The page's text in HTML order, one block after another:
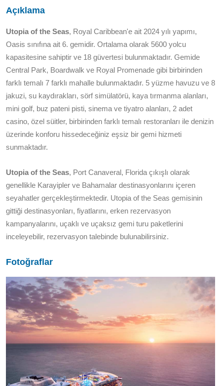
Açıklama
Utopia of the Seas, Royal Caribbean'e ait 2024 yılı yapımı,
Oasis sınıfına ait 6. gemidir. Ortalama olarak 5600 yolcu
kapasitesine sahiptir ve 18 güvertesi bulunmaktadır. Gemide
Central Park, Boardwalk ve Royal Promenade gibi birbirinden
farklı temalı 7 farklı mahalle bulunmaktadır. 5 yüzme havuzu ve 8
jakuzi, su kaydırakları, sörf simülatörü, kaya tırmanma alanları,
mini golf, buz pateni pisti, sinema ve tiyatro alanları, 2 adet
casino, özel süitler, birbirinden farklı temalı restoranları ile denizin
üzerinde konforu hissedeceğiniz eşsiz bir gemi hizmeti
sunmaktadır.
Utopia of the Seas, Port Canaveral, Florida çıkışlı olarak
genellikle Karayipler ve Bahamalar destinasyonlarını içeren
seyahatler gerçekleştirmektedir. Utopia of the Seas gemisinin
gittiği destinasyonları, fiyatlarını, erken rezervasyon
kampanyalarını, uçaklı ve uçaksız gemi turu paketlerini
inceleyebilir, rezervasyon talebinde bulunabilirsiniz.
Fotoğraflar